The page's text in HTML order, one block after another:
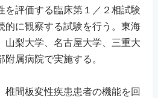
を評価する臨床第１／２相試験
的に観察する試験を行う。東海
山梨大学、名古屋大学、三重大
属病院で実施する。
椎間板変性疾患患者の機能を回